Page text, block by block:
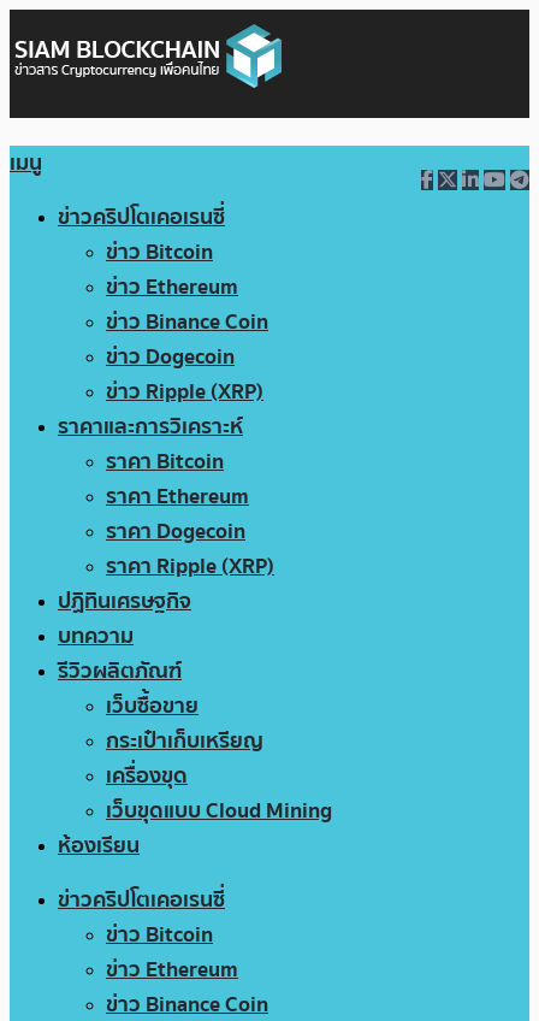
เมนู
ข่าวคริปโตเคอเรนซี่
ข่าว Bitcoin
ข่าว Ethereum
ข่าว Binance Coin
ข่าว Dogecoin
ข่าว Ripple (XRP)
ราคาและการวิเคราะห์
ราคา Bitcoin
ราคา Ethereum
ราคา Dogecoin
ราคา Ripple (XRP)
ปฏิทินเศรษฐกิจ
บทความ
รีวิวผลิตภัณฑ์
เว็บซื้อขาย
กระเป๋าเก็บเหรียญ
เครื่องขุด
เว็บขุดแบบ Cloud Mining
ห้องเรียน
ข่าวคริปโตเคอเรนซี่
ข่าว Bitcoin
ข่าว Ethereum
ข่าว Binance Coin